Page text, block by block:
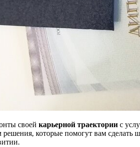
своей карьерной траектории с
которые помогут вам сделать